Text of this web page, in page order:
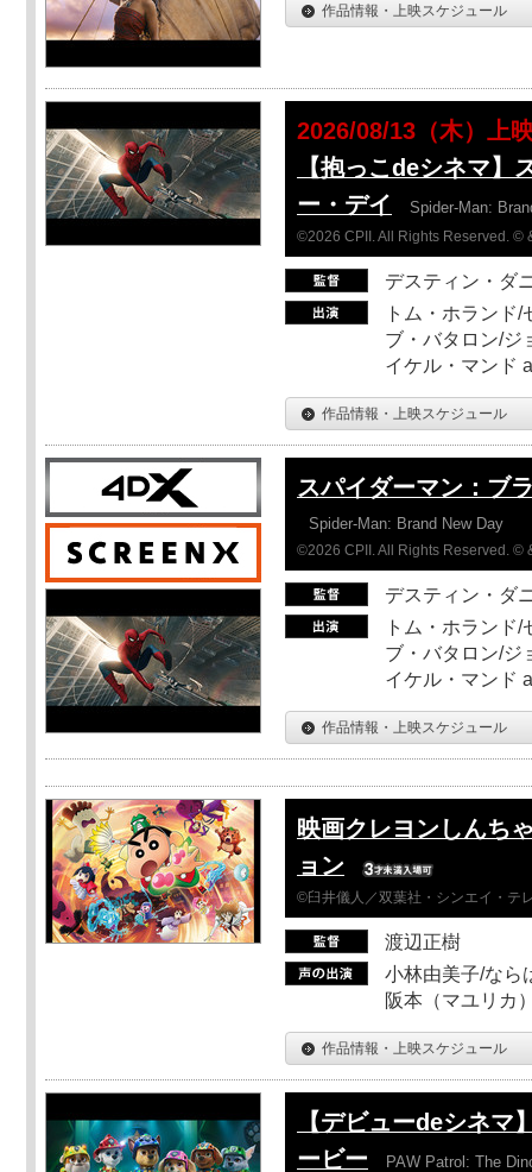
作品情報・上映スケジュール
2026/08/13（木）上
【抱っこdeシネマ】
ー・デイ
Spider-Man:
©2026 CPII. All Rights Reserved. ©
デスティン・ダ
トム・ホランド
ブ・バタロン/ジ
イケル・マンド
作品情報・上映スケジュール
スパイダーマン：ブ
Spider-Man: Brand New Day
©2026 CPII. All Rights Reserved. ©
デスティン・ダ
トム・ホランド
ブ・バタロン/ジ
イケル・マンド
作品情報・上映スケジュール
映画クレヨンしんち
ョン
©臼井儀人／双葉社・シンエイ・テ
渡辺正樹
小林由美子/なら
阪本（マユリカ
作品情報・上映スケジュール
【デビューdeシネマ
ービー
PAW Patrol: The